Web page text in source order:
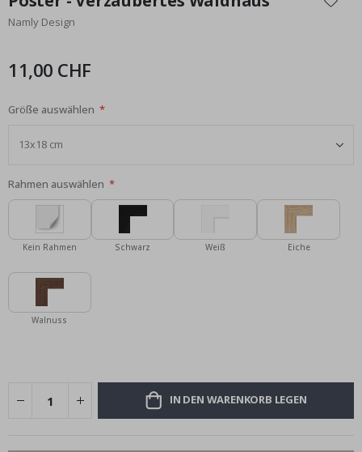
der
Bildgalerie
Namly Design
11,00 CHF
Größe auswählen
Rahmen auswählen
Kein Rahmen Schwarz Weiß Eiche
Walnuss
IN DEN WARENKORB LEGEN